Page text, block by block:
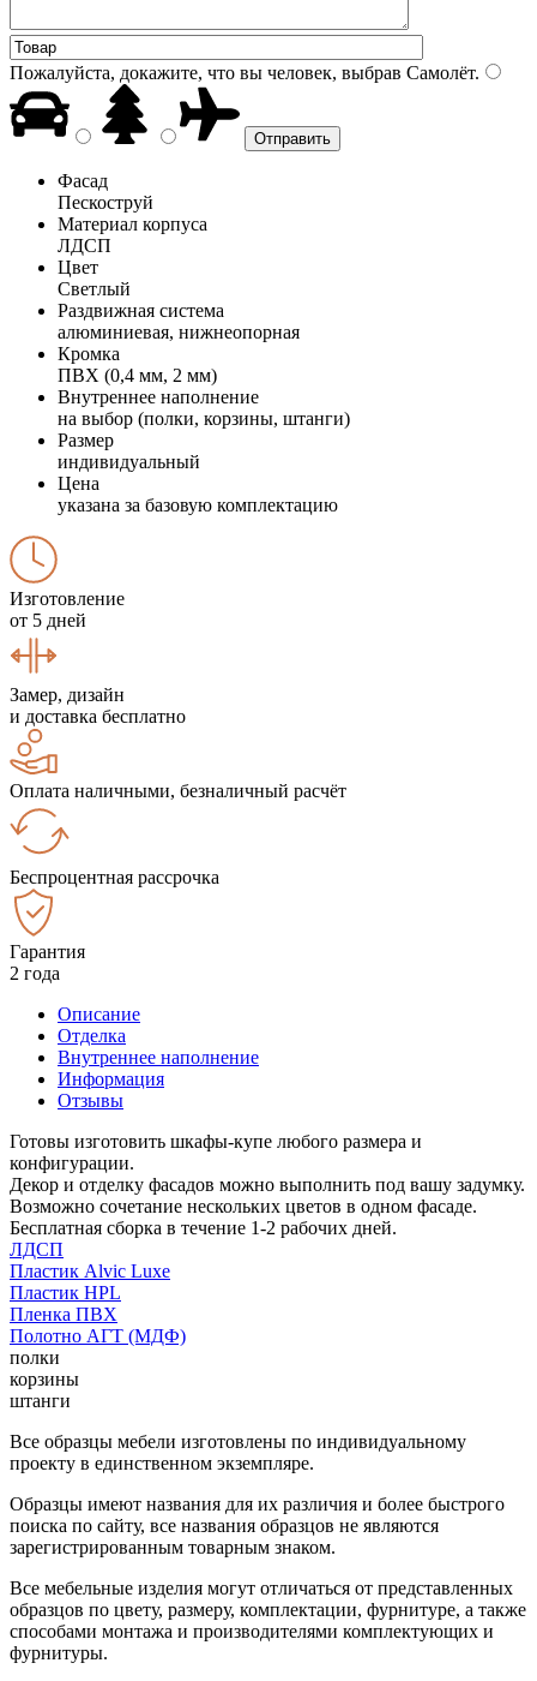
Пожалуйста, докажите, что вы человек, выбрав Самолёт.
Фасад
Пескоструй
Материал корпуса
ЛДСП
Цвет
Светлый
Раздвижная система
алюминиевая, нижнеопорная
Кромка
ПВХ (0,4 мм, 2 мм)
Внутреннее наполнение
на выбор (полки, корзины, штанги)
Размер
индивидуальный
Цена
указана за базовую комплектацию
Изготовление
от 5 дней
Замер, дизайн
и доставка бесплатно
Оплата наличными, безналичный расчёт
Беспроцентная рассрочка
Гарантия
2 года
Описание
Отделка
Внутреннее наполнение
Информация
Отзывы
Готовы изготовить шкафы-купе любого размера и
конфигурации.
Декор и отделку фасадов можно выполнить под вашу задумку.
Возможно сочетание нескольких цветов в одном фасаде.
Бесплатная сборка в течение 1-2 рабочих дней.
ЛДСП
Пластик Alvic Luxe
Пластик HPL
Пленка ПВХ
Полотно АГТ (МДФ)
полки
корзины
штанги
Все образцы мебели изготовлены по индивидуальному
проекту в единственном экземпляре.
Образцы имеют названия для их различия и более быстрого
поиска по сайту, все названия образцов не являются
зарегистрированным товарным знаком.
Все мебельные изделия могут отличаться от представленных
образцов по цвету, размеру, комплектации, фурнитуре, а также
способами монтажа и производителями комплектующих и
фурнитуры.